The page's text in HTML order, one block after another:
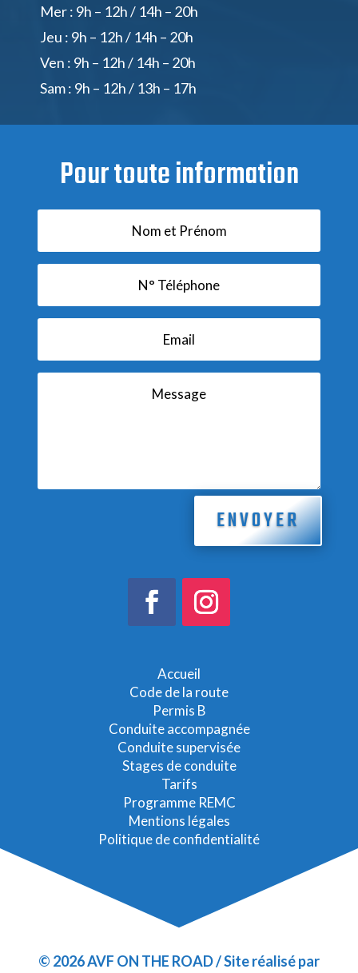
Mer : 9h – 12h / 14h – 20h
Jeu : 9h – 12h / 14h – 20h
Ven : 9h – 12h / 14h – 20h
Sam : 9h – 12h / 13h – 17h
Pour toute information
ENVOYER
Accueil
Code de la route
Permis B
Conduite accompagnée
Conduite supervisée
Stages de conduite
Tarifs
Programme REMC
Mentions légales
Politique de confidentialité
© 2026AVF ON THE ROAD / Site réalisé par